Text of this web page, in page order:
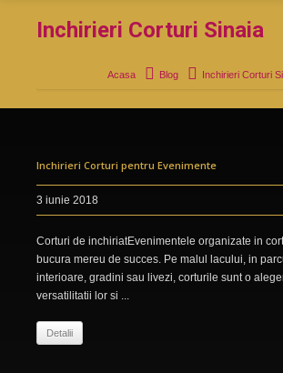
Inchirieri Corturi Sinaia
Acasa Blog Inchirieri Corturi
Inchirieri Corturi pentru Evenimente
3 iunie 2018
Corturi de inchiriatEvenimentele organizate in
bucura mereu de succes. Pe malul lacului, in
interioare, gradini sau livezi, corturile sunt o
versatilitatii lor si ...
Detalii